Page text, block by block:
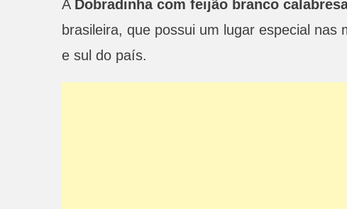
A Dobradinha com feijão branco
brasileira, que possui um lugar especial
e sul do país.